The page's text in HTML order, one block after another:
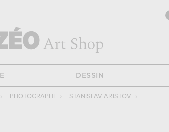
DESSIN
› PHOTOGRAPHE › STANISLAV ARISTOV ›